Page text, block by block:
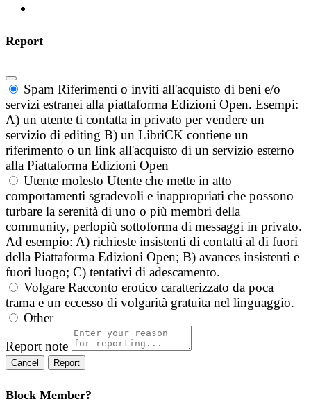
Report
Spam Riferimenti o inviti all'acquisto di beni e/o
servizi estranei alla piattaforma Edizioni Open. Esempi:
A) un utente ti contatta in privato per vendere un
servizio di editing B) un LibriCK contiene un
riferimento o un link all'acquisto di un servizio esterno
alla Piattaforma Edizioni Open
Utente molesto Utente che mette in atto
comportamenti sgradevoli e inappropriati che possono
turbare la serenità di uno o più membri della
community, perlopiù sottoforma di messaggi in privato.
Ad esempio: A) richieste insistenti di contatti al di fuori
della Piattaforma Edizioni Open; B) avances insistenti e
fuori luogo; C) tentativi di adescamento.
Volgare Racconto erotico caratterizzato da poca
trama e un eccesso di volgarità gratuita nel linguaggio.
Other
Report note
Report
Block Member?